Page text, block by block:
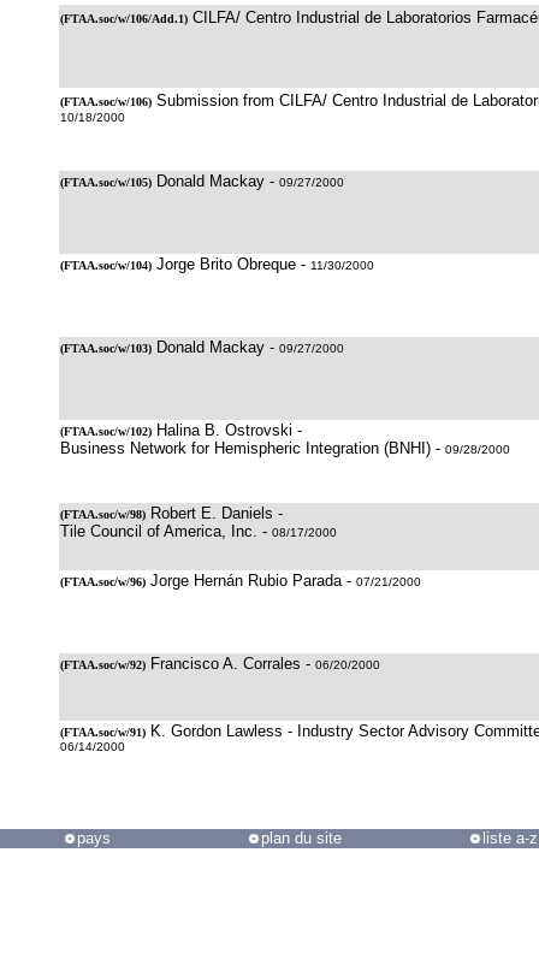
(FTAA.soc/w/106/Add.1) CILFA/ Centro Industrial de Laboratorios
(FTAA.soc/w/106) Submission from CILFA/ Centro Industrial de
10/18/2000
(FTAA.soc/w/105) Donald Mackay - 09/27/2000
(FTAA.soc/w/104) Jorge Brito Obreque - 11/30/2000
(FTAA.soc/w/103) Donald Mackay - 09/27/2000
(FTAA.soc/w/102) Halina B. Ostrovski -
Business Network for Hemispheric Integration (BNHI) - 09/28/2000
(FTAA.soc/w/98) Robert E. Daniels -
Tile Council of America, Inc. - 08/17/2000
(FTAA.soc/w/96) Jorge Hernán Rubio Parada - 07/21/2000
(FTAA.soc/w/92) Francisco A. Corrales - 06/20/2000
(FTAA.soc/w/91) K. Gordon Lawless - Industry Sector Advisory
06/14/2000
pays plan du site liste a-z